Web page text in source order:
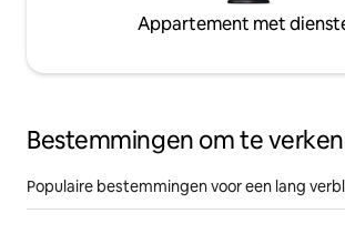
Appartement met
Bestemmingen om te
Populaire bestemmingen voor een lang